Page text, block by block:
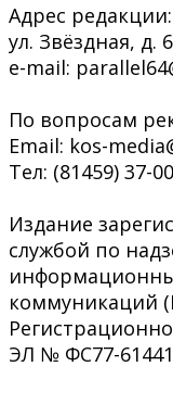
Адрес
ул. Звёздная, д.
e-mail:
По вопросам
Email: kos-
Тел: (81459) 37-
Издание
службой по
коммуникаций
ЭЛ № ФС77-61441